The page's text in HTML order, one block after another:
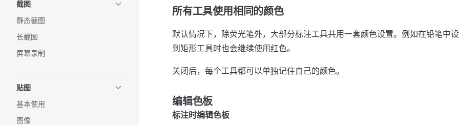
截图
静态截图
长截图
屏幕录制
贴图
基本使用
图像
所有工具使用相同的颜色
默认情况下，除荧光笔外，大部分标注工具共用一套颜色设置。例如在铅笔中
到矩形工具时也会继续使用红色。
关闭后，每个工具都可以单独记住自己的颜色。
编辑色板
标注时编辑色板